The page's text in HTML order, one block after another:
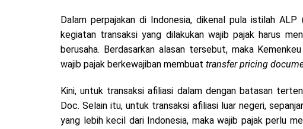
Dalam perpajakan di Indonesia, dikenal pula istilah
kegiatan transaksi yang dilakukan wajib pajak harus
berusaha. Berdasarkan alasan tersebut, maka
wajib pajak berkewajiban membuat transfer pricing
Kini, untuk transaksi afiliasi dalam dengan batasan
Doc. Selain itu, untuk transaksi afiliasi luar negeri,
yang lebih kecil dari Indonesia, maka wajib pajak perlu